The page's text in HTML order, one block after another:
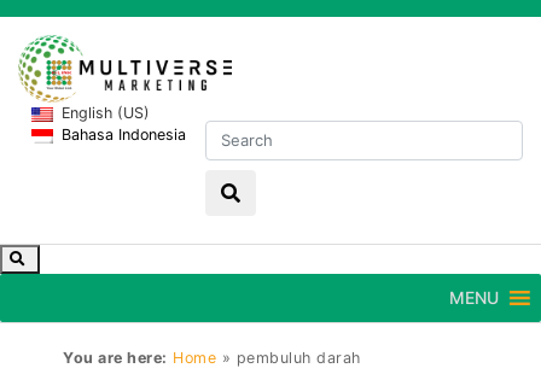
English (US)
Bahasa Indonesia
MENU
You are here: Home » pembuluh darah